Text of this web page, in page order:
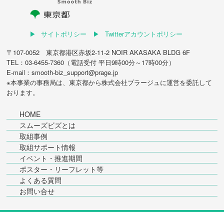
サイトポリシー
Twitterアカウントポリシー
〒107-0052 東京都港区赤坂2-11-2 NOIR AKASAKA BLDG 6F
TEL：03-6455-7360（電話受付 平日9時00分～17時00分）
E-mail：smooth-biz_support@prage.jp
※本事業の事務局は、東京都から株式会社プラージュに運営を委託して
おります。
HOME
スムーズビズとは
取組事例
取組サポート情報
イベント・推進期間
ポスター・リーフレット等
よくある質問
お問い合せ